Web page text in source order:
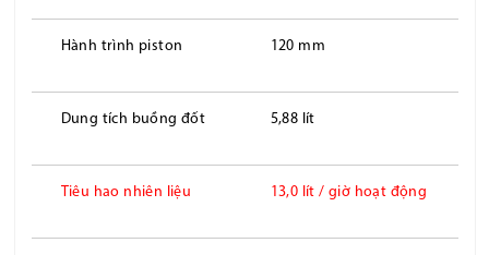
Hành trình piston 120 mm
Dung tích buồng đốt 5,88 lít
Tiêu hao nhiên liệu 13,0 lít / giờ hoạt động